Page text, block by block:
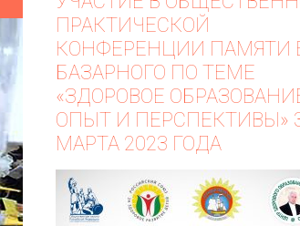
ПРАКТИЧЕСКОЙ
КОНФЕРЕНЦИИ ПАМЯТИ
БАЗАРНОГО ПО ТЕМЕ
«ЗДОРОВОЕ
ОПЫТ И ПЕРСПЕКТИВЫ»
МАРТА 2023 ГОДА